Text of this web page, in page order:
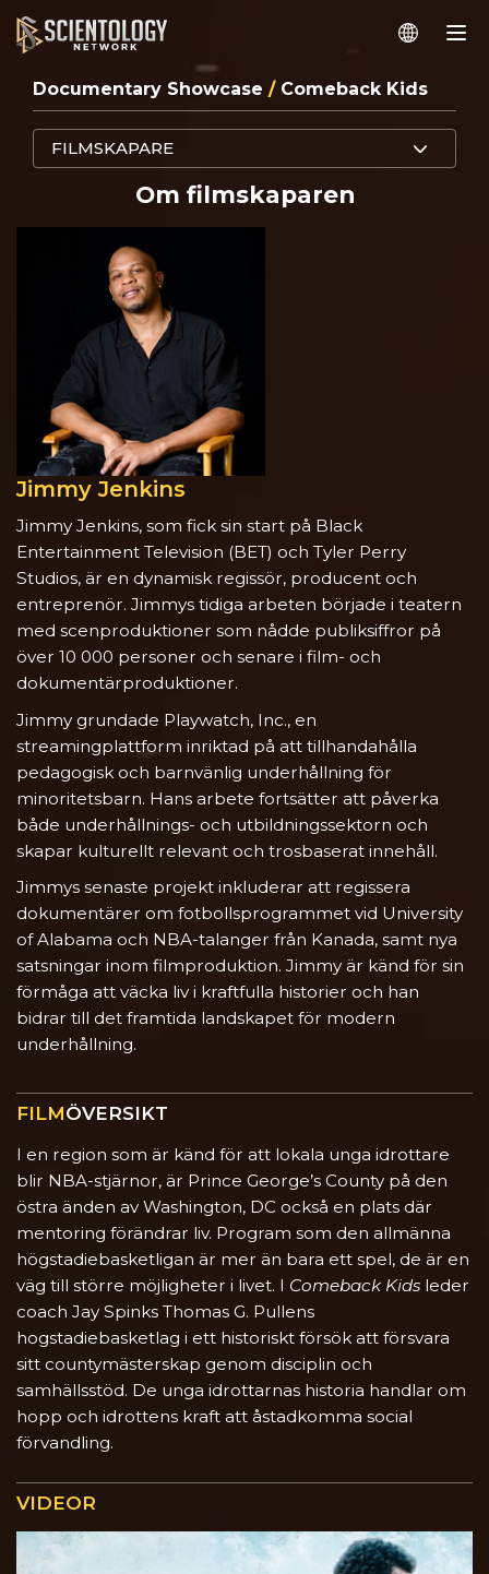
Documentary Showcase / Comeback Kids
FILMSKAPARE
Om filmskaparen
Jimmy Jenkins
Jimmy Jenkins, som fick sin start på Black
Entertainment Television (BET) och Tyler Perry
Studios, är en dynamisk regissör, producent och
entreprenör. Jimmys tidiga arbeten började i teatern
med scenproduktioner som nådde publiksiffror på
över 10 000 personer och senare i film- och
dokumentärproduktioner.
Jimmy grundade Playwatch, Inc., en
streamingplattform inriktad på att tillhandahålla
pedagogisk och barnvänlig underhållning för
minoritetsbarn. Hans arbete fortsätter att påverka
både underhållnings- och utbildningssektorn och
skapar kulturellt relevant och trosbaserat innehåll.
Jimmys senaste projekt inkluderar att regissera
dokumentärer om fotbollsprogrammet vid University
of Alabama och NBA-talanger från Kanada, samt nya
satsningar inom filmproduktion. Jimmy är känd för sin
förmåga att väcka liv i kraftfulla historier och han
bidrar till det framtida landskapet för modern
underhållning.
FILMÖVERSIKT
I en region som är känd för att lokala unga idrottare
blir NBA-stjärnor, är Prince George’s County på den
östra änden av Washington, DC också en plats där
mentoring förändrar liv. Program som den allmänna
högstadiebasketligan är mer än bara ett spel, de är en
väg till större möjligheter i livet. I Comeback Kids leder
coach Jay Spinks Thomas G. Pullens
hogstadiebasketlag i ett historiskt försök att försvara
sitt countymästerskap genom disciplin och
samhällsstöd. De unga idrottarnas historia handlar om
hopp och idrottens kraft att åstadkomma social
förvandling.
VIDEOR